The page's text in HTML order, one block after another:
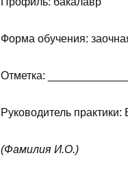
Форма обучения:
Отметка:
Руководитель
(Фамилия И.О.)